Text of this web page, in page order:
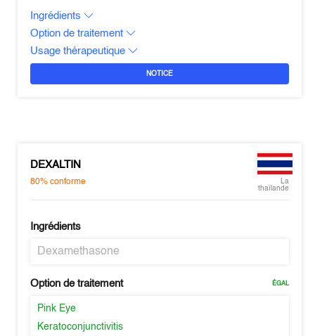
Ingrédients
Option de traitement
Usage thérapeutique
NOTICE
DEXALTIN
80%conforme
La
thaïlande
Ingrédients
Dexamethasone
Option de traitement ÉGAL
Pink Eye
Keratoconjunctivitis